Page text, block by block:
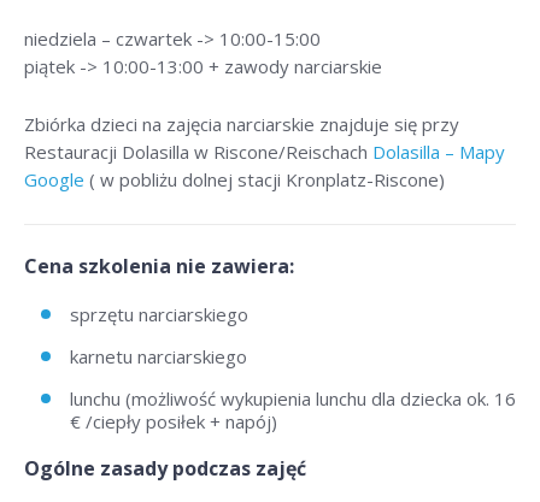
niedziela – czwartek -> 10:00-15:00
piątek -> 10:00-13:00 + zawody narciarskie
Zbiórka dzieci na zajęcia narciarskie znajduje się przy
Restauracji Dolasilla w Riscone/Reischach Dolasilla – Mapy
Google ( w pobliżu dolnej stacji Kronplatz-Riscone)
Cena szkolenia nie zawiera:
sprzętu narciarskiego
karnetu narciarskiego
lunchu (możliwość wykupienia lunchu dla dziecka ok. 16
€ /ciepły posiłek + napój)
Ogólne zasady podczas zajęć